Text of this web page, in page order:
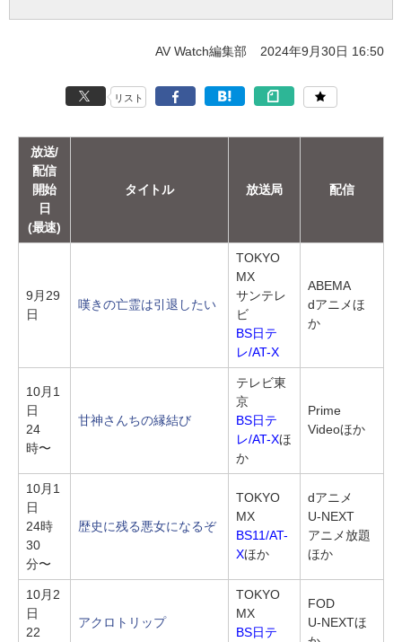
AV Watch編集部 2024年9月30日 16:50
リスト
放送/
配信
開始
日
(最速)
タイトル 放送局 配信
9月29
日
嘆きの亡霊は引退したい
TOKYO
MX
サンテレ
ビ
BS日テ
レ/AT-X
ABEMA
dアニメほ
か
10月1
日
24
時〜
甘神さんちの縁結び
テレビ東
京
BS日テ
レ/AT-Xほ
か
Prime
Videoほか
10月1
日
24時
30
分〜
歴史に残る悪女になるぞ
TOKYO
MX
BS11/AT-
Xほか
dアニメ
U-NEXT
アニメ放題
ほか
10月2
日
22
アクロトリップ
TOKYO
MX
BS日テ
FOD
U-NEXTほ